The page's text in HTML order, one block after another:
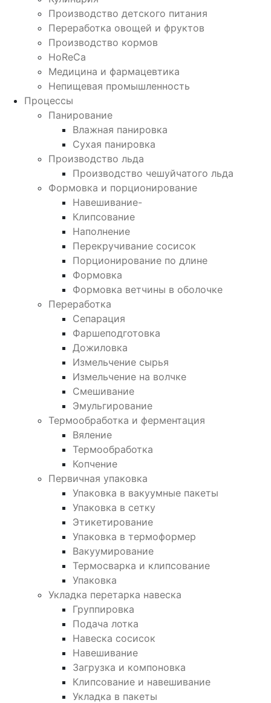
Производство детского питания
Переработка овощей и фруктов
Производство кормов
HoReCa
Медицина и фармацевтика
Непищевая промышленность
Процессы
Панирование
Влажная панировка
Сухая панировка
Производство льда
Производство чешуйчатого льда
Формовка и порционирование
Навешивание-
Клипсование
Наполнение
Перекручивание сосисок
Порционирование по длине
Формовка
Формовка ветчины в оболочке
Переработка
Сепарация
Фаршеподготовка
Дожиловка
Измельчение сырья
Измельчение на волчке
Смешивание
Эмульгирование
Термообработка и ферментация
Вяление
Термообработка
Копчение
Первичная упаковка
Упаковка в вакуумные пакеты
Упаковка в сетку
Этикетирование
Упаковка в термоформер
Вакуумирование
Термосварка и клипсование
Упаковка
Укладка перетарка навеска
Группировка
Подача лотка
Навеска сосисок
Навешивание
Загрузка и компоновка
Клипсование и навешивание
Укладка в пакеты